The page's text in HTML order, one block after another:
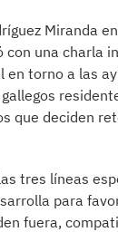
Miranda
con una charla
en torno a las
que deciden
tres líneas
para
fuera,